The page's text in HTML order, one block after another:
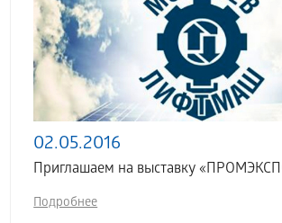
02.05.2016
Приглашаем на выставку
Подробнее